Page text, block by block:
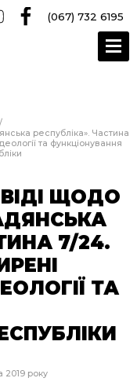
(067) 732 6195
/
республіка». Частина
та функціонування
ЩОДО
7/24.
ТА
2019 року